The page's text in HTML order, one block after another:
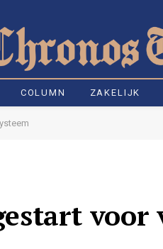
COLUMN ZAKELIJK